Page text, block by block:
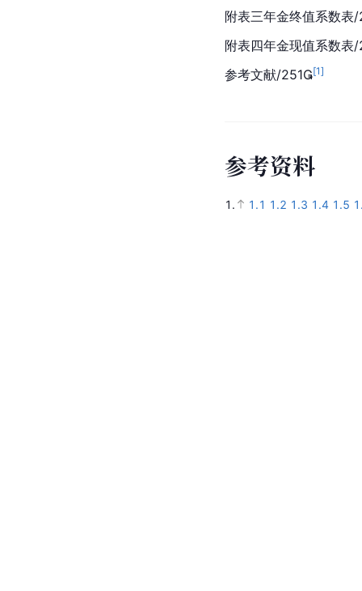
附表三年金终值系数表
附表四年金现值系数
参考文献/251[1]
参考资料
1. 1.1 1.2 1.3 1.4 1.5